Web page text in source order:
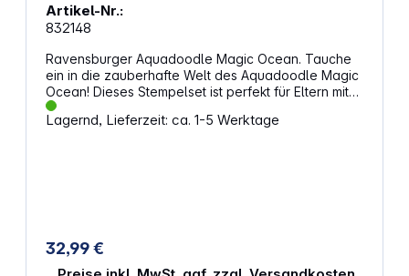
Artikel-Nr.:
832148
Ravensburger Aquadoodle Magic Ocean. Tauche
ein in die zauberhafte Welt des Aquadoodle Magic
Ocean! Dieses Stempelset ist perfekt für Eltern mit
Kindern ab 12 Monaten. Der Stempel mit dem
Oktopus-Motiv ermöglicht deinem Kind die
Schönste daran ist, dass die Bilder verschwinden,
sobald das Wasser getrocknet ist. So kann der
Stempelspaß immer wieder von Neuem beginnen.
Lagernd, Lieferzeit: ca. 1-5 Werktage
32,99 €